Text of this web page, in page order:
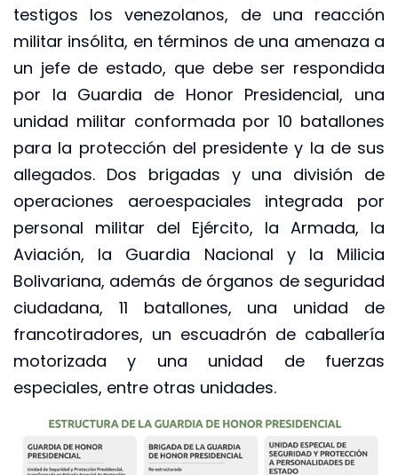
testigos los venezolanos, de una reacción
militar insólita, en términos de una amenaza a
un jefe de estado, que debe ser respondida
por la Guardia de Honor Presidencial, una
unidad militar conformada por 10 batallones
para la protección del presidente y la de sus
allegados. Dos brigadas y una división de
operaciones aeroespaciales integrada por
personal militar del Ejército, la Armada, la
Aviación, la Guardia Nacional y la Milicia
Bolivariana, además de órganos de seguridad
ciudadana, 11 batallones, una unidad de
francotiradores, un escuadrón de caballería
motorizada y una unidad de fuerzas
especiales, entre otras unidades.